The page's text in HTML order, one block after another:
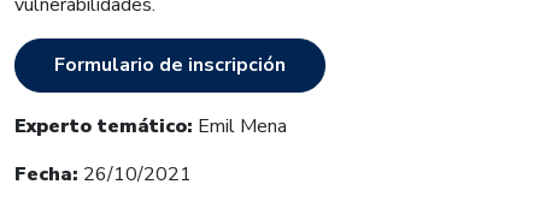
Formulario de inscripción
Experto temático: Emil Mena
Fecha: 26/10/2021